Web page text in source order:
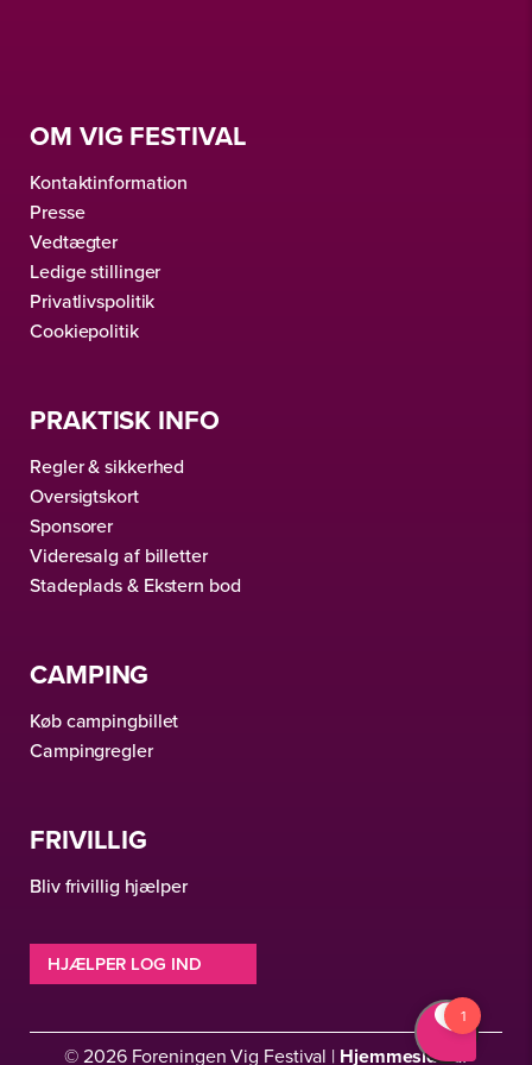
OM VIG FESTIVAL
Kontaktinformation
Presse
Vedtægter
Ledige stillinger
Privatlivspolitik
Cookiepolitik
PRAKTISK INFO
Regler & sikkerhed
Oversigtskort
Sponsorer
Videresalg af billetter
Stadeplads & Ekstern bod
CAMPING
Køb campingbillet
Campingregler
FRIVILLIG
Bliv frivillig hjælper
HJÆLPER LOG IND
© 2026 Foreningen Vig Festival | Hjemmesideaf